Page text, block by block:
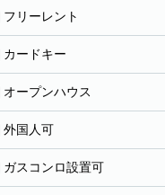
フリーレント
カードキー
オープンハウス
外国人可
ガスコンロ設置可